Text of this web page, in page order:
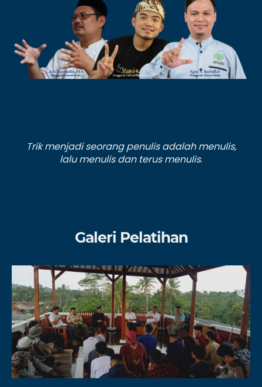
Trik menjadi seorang penulis adalah menulis,
lalu menulis dan terus menulis.
Galeri Pelatihan